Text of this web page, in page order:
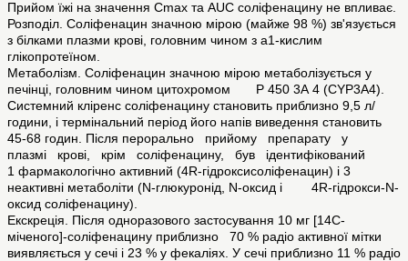
Прийом їжі на значення Cmаx та AUC соліфенацину не впливає.
Розподіл. Соліфенацин значною мірою (майже 98 %) зв'язується
з білками плазми крові, головним чином з a1-кислим
глікопротеїном.
Метаболізм. Соліфенацин значною мірою метаболізується у
печінці, головним чином цитохромом Р 450 3А 4 (CYP3A4).
Системний кліренс соліфенацину становить приблизно 9,5 л/
години, і термінальний період його напів виведення становить
45-68 годин. Після перорально прийому препарату у
плазмі крові, крім соліфенацину, був ідентифікований
1 фармакологічно активний (4R-гідроксисоліфенацин) і 3
неактивні метаболіти (N-глюкуронід, N-оксид і 4R-гідрокси-N-
оксид соліфенацину).
Екскреція. Після одноразового застосування 10 мг [14C-
міченого]-соліфенацину приблизно 70 % радіо активної мітки
виявляється у сечі і 23 % у фекаліях. У сечі приблизно 11 % радіо